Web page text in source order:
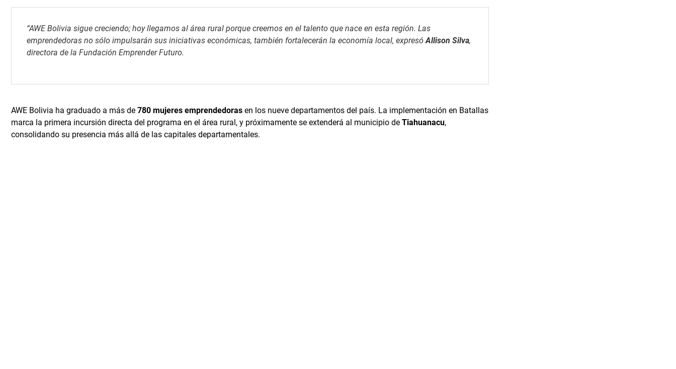
“AWE Bolivia sigue creciendo; hoy llegamos al área rural porque creemos en el talento que nace en esta región. Las
emprendedoras no sólo impulsarán sus iniciativas económicas, también fortalecerán la economía local, expresóAllison Silva,
directora de la Fundación Emprender Futuro.
AWE Bolivia ha graduado a más de 780 mujeres emprendedoras en los nueve departamentos del país. La implementación en Batallas
marca la primera incursión directa del programa en el área rural, y próximamente se extenderá al municipio de Tiahuanacu,
consolidando su presencia más allá de las capitales departamentales.